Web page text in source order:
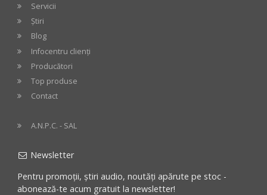
Servicii
Știri
Blog
Infocentru clienți
Producători
Top produse
Contact
A.N.P.C. - SAL
Newsletter
Pentru promoții, știri audio, noutăți apărute pe stoc -
abonează-te acum gratuit la newsletter!